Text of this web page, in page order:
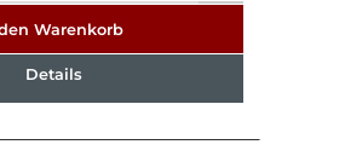
Warenkorb
Details